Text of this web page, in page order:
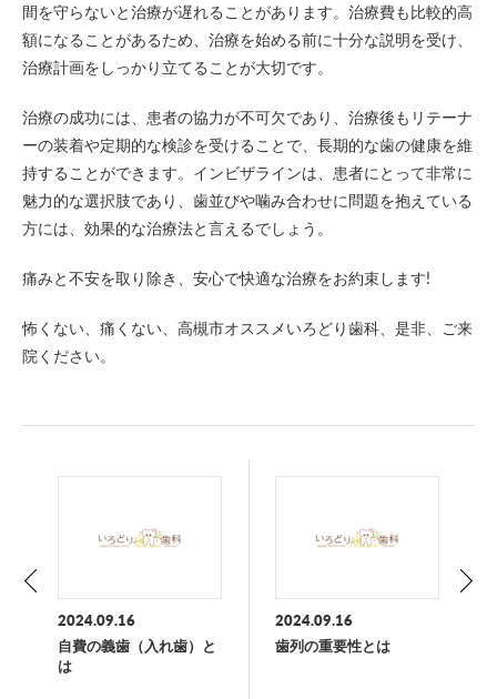
間を守らないと治療が遅れることがあります。治療費も比較的高
額になることがあるため、治療を始める前に十分な説明を受け、
治療計画をしっかり立てることが大切です。
治療の成功には、患者の協力が不可欠であり、治療後もリテーナ
ーの装着や定期的な検診を受けることで、長期的な歯の健康を維
持することができます。インビザラインは、患者にとって非常に
魅力的な選択肢であり、歯並びや噛み合わせに問題を抱えている
方には、効果的な治療法と言えるでしょう。
痛みと不安を取り除き、安心で快適な治療をお約束します!
怖くない、痛くない、高槻市オススメいろどり歯科、是非、ご来
院ください。
2024.09.16
自費の義歯（入れ歯）と
は
2024.09.16
歯列の重要性とは